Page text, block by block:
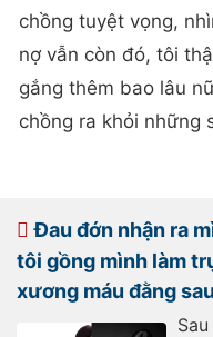
chồng tuyệt vọng,
nợ vẫn còn đó, tôi
gắng thêm bao lâu
chồng ra khỏi những
Đau đớn nhận ra
tôi gồng mình làm
xương máu đằng